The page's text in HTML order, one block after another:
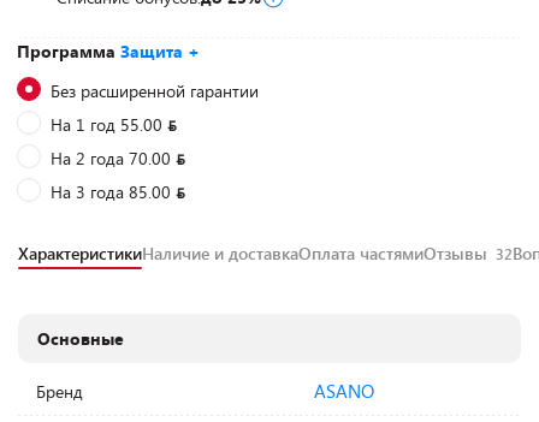
Программа Защита +
Без расширенной гарантии
На 1 год 55.00
На 2 года 70.00
На 3 года 85.00
ХарактеристикиНаличие и доставкаОплата частямиОтзывы 32
Основные
Бренд ASANO